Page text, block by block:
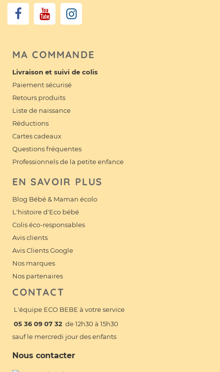
MA COMMANDE
Livraison et suivi de colis
Paiement sécurisé
Retours produits
Liste de naissance
Réductions
Cartes cadeaux
Questions fréquentes
Professionnels de la petite enfance
EN SAVOIR PLUS
Blog Bébé & Maman écolo
L'histoire d'Eco bébé
Colis éco-responsables
Avis clients
Avis Clients Google
Nos marques
Nos partenaires
CONTACT
L'équipe ECO BEBE à votre service
05 36 09 07 32 de 12h30 à 15h30
sauf le mercredi jour des enfants
Nous contacter